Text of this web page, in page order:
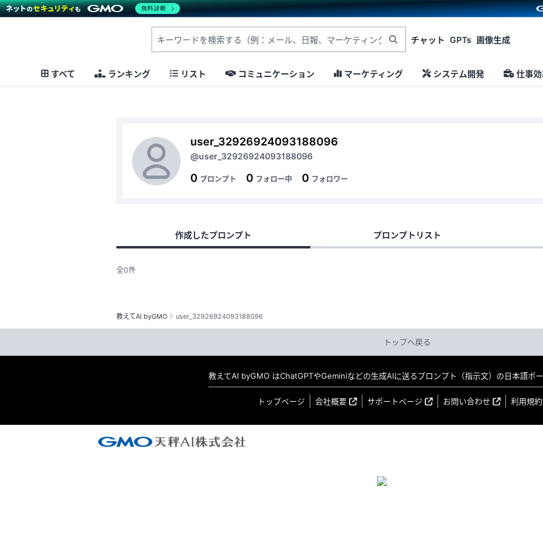
チャット GPTs 画像生成
すべて ランキング リスト コミュニケーション マーケティング システム開発 仕事
教えてAI byGMO user_32926924093188096
user_32926924093188096
@user_32926924093188096
0 プロンプト 0 フォロー中 0 フォロワー
作成したプロンプト プロンプトリスト
全0件
トップへ戻る
教えてAI byGMO はChatGPTやGeminiなどの生成AIに送るプロンプト（指示文）の日本語ポー
トップページ 会社概要 サポートページ お問い合わせ 利用規約
無料診断